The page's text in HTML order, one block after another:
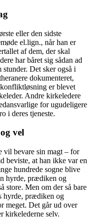
eller den sidste
el.lign., når han er
af dem, der skal
har båret sig sådan ad
stunder. Det sker også i
dokumenteret,
er blevet
Andre kirkeledere
for ugudeligere
i deres tjeneste.
vel
vil bevare sin magt – for
beviste, at han ikke var en
hundrede sogne blive
hyrde, prædiken og
store. Men om der så bare
hyrde, prædiken og
meget. Det går ud over
kirkelederne selv.